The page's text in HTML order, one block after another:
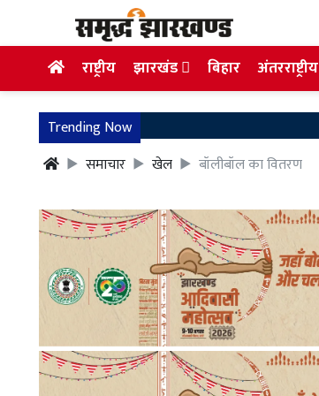
राष्ट्रीय झारखंड बिहार अंतरराष्ट्रीय
Trending Now
समाचार
खेल बॉलीबॉल का वितरण